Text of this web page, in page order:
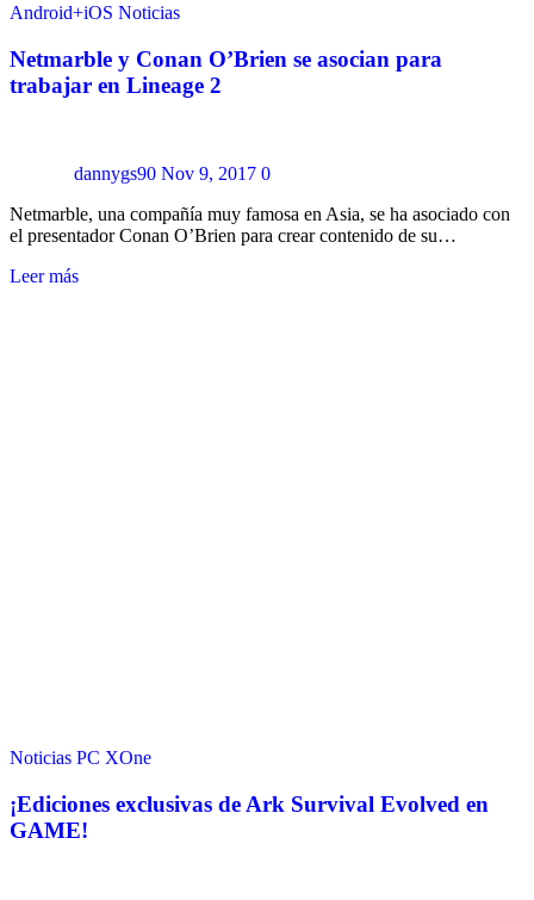
Android+iOS Noticias
Netmarble y Conan O’Brien se asocian para
trabajar en Lineage 2
dannygs90 Nov 9, 2017 0
Netmarble, una compañía muy famosa en Asia, se ha asociado con
el presentador Conan O’Brien para crear contenido de su…
Leer más
Noticias PC XOne
¡Ediciones exclusivas de Ark Survival Evolved en
GAME!